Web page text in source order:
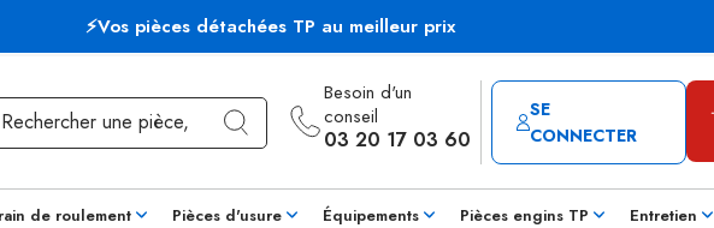
⚡Vos pièces détachées TP au meilleur prix
Besoin d'un
conseil
03 20 17 03 60
SE
CONNECTER
de roulement Pièces d'usure Équipements Pièces engins TP Entretien